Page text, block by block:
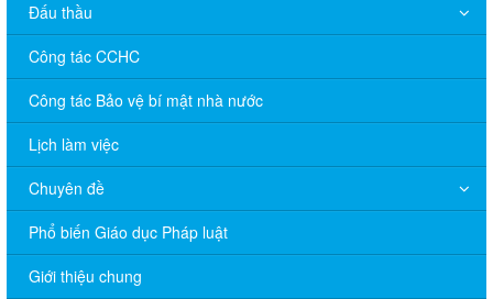
Đấu thầu
Công tác CCHC
Công tác Bảo vệ bí mật nhà nước
Lịch làm việc
Chuyên đề
Phổ biến Giáo dục Pháp luật
Giới thiệu chung
V/v đề nghị báo cáo hệ thống phân phối, nhãn hiệu hàng hóa
và hoạt động mua bán khí trên địa bàn tỉnh năm 2025 (nhắc lần
2).